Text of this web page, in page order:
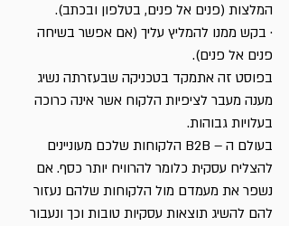
המלצות (פנים אל פנים, בטלפון ובכתב).
· בקש ממנו להמליץ עליך (אם אפשר בשיחה
פנים אל פנים).
בפוסט זה אתמקד בטכניקה שבעזרתה נשיג
מענה מעבר לציפיות הלקוח אשר אינה כרוכה
בעלויות גבוהות.
בעולם ה – B2B הלקוחות שלכם מעוניינים
להצליח עסקית כלומר להרוויח יותר כסף. אם
נשפר את מעמדם מול הלקוחות שלהם נעזור
להם להשיג תוצאות עסקיות טובות וכך ונעבור